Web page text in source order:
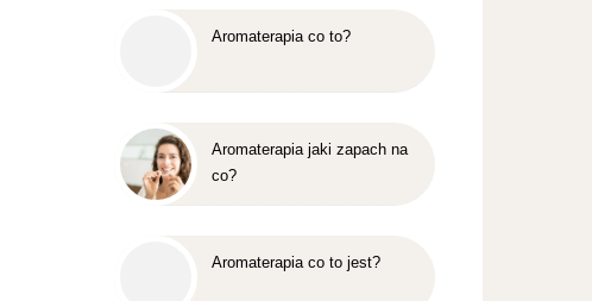
Aromaterapia co to?
Aromaterapia jaki zapach na
co?
Aromaterapia co to jest?